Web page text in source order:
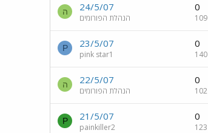
0
109
24/5/07
הנהלת הפורומים
ה
0
140
23/5/07
pink star1
P
0
102
22/5/07
הנהלת הפורומים
ה
0
123
21/5/07
painkiller2
P